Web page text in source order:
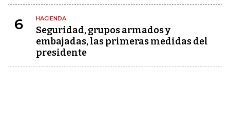
6 HACIENDA
Seguridad, grupos armados y
embajadas, las primeras medidas del
presidente